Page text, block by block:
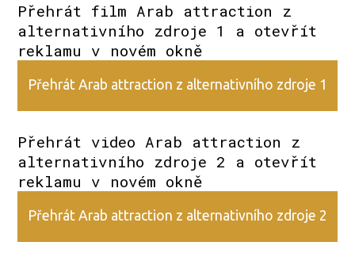
Přehrát film Arab attraction z
alternativního zdroje 1 a otevřít
reklamu v novém okně
Přehrát Arab attraction z alternativního zdroje 1
Přehrát video Arab attraction z
alternativního zdroje 2 a otevřít
reklamu v novém okně
Přehrát Arab attraction z alternativního zdroje 2